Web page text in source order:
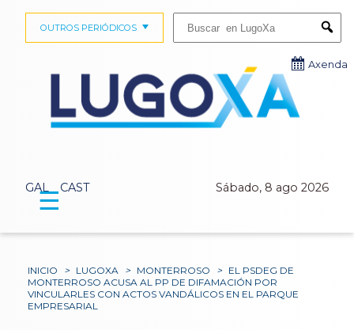
GAL CAST Sábado, 8 ago 2026
OUTROS PERIÓDICOS
Axenda
☰
INICIO > LUGOXA > MONTERROSO > EL PSDEG DE
MONTERROSO ACUSA AL PP DE DIFAMACIÓN POR
VINCULARLES CON ACTOS VANDÁLICOS EN EL PARQUE
EMPRESARIAL